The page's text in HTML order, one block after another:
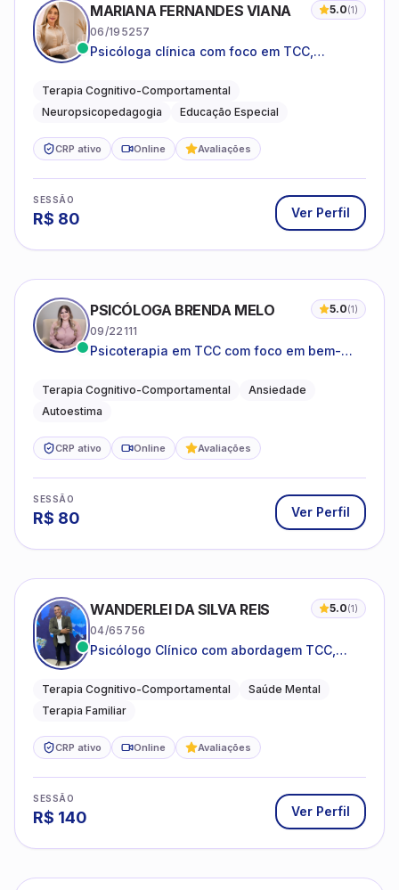
MARIANA FERNANDES VIANA 5.0(1)
06/195257
Psicóloga clínica com foco em TCC,
do neurodesenvolvimento.
Terapia Cognitivo-Comportamental
Neuropsicopedagogia
Educação Especial
CRP ativo Online Avaliações
SESSÃO
R$ 80 Ver Perfil
PSICÓLOGA BRENDA MELO 5.0(1)
09/22111
Psicoterapia em TCC com foco em bem-
o cotidiano
Terapia Cognitivo-Comportamental
Ansiedade
Autoestima
CRP ativo Online Avaliações
SESSÃO
R$ 80 Ver Perfil
WANDERLEI DA SILVA REIS 5.0(1)
04/65756
Psicólogo Clínico com abordagem TCC,
sistêmica
Terapia Cognitivo-Comportamental
Saúde Mental
Terapia Familiar
CRP ativo Online Avaliações
SESSÃO
R$ 140 Ver Perfil